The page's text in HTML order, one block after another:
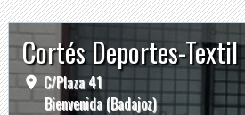
Cortés Deportes-Textil
C/Plaza 41
Bienvenida (Badajoz)